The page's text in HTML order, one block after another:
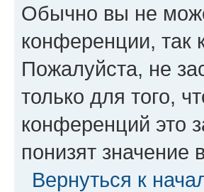
Обычно вы не
конференции, так
Пожалуйста, не
только для того,
конференций это
понизят значение
Вернуться к